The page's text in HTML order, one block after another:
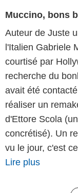
Muccino, bons
Auteur de Juste
l'Italien Gabriele
courtisé par
recherche du
avait été
réaliser un
d'Ettore Scola
concrétisé). Un
vu le jour, c'est
Lire plus